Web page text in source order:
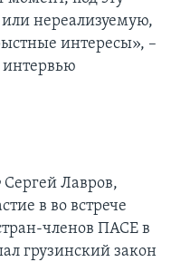
нереализуемую,
интересы», –
интервью
Лавров,
в во встрече
членов ПАСЕ в
грузинский закон